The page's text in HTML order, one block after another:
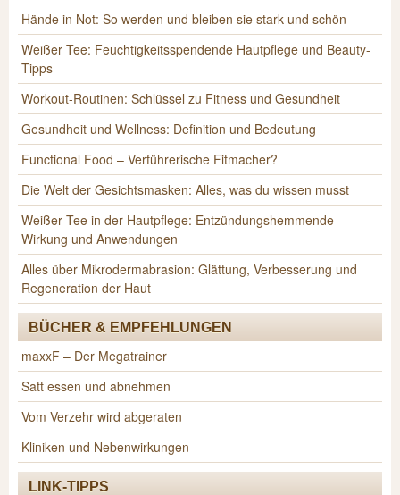
Hände in Not: So werden und bleiben sie stark und schön
Weißer Tee: Feuchtigkeitsspendende Hautpflege und Beauty-
Tipps
Workout-Routinen: Schlüssel zu Fitness und Gesundheit
Gesundheit und Wellness: Definition und Bedeutung
Functional Food – Verführerische Fitmacher?
Die Welt der Gesichtsmasken: Alles, was du wissen musst
Weißer Tee in der Hautpflege: Entzündungshemmende
Wirkung und Anwendungen
Alles über Mikrodermabrasion: Glättung, Verbesserung und
Regeneration der Haut
BÜCHER & EMPFEHLUNGEN
maxxF – Der Megatrainer
Satt essen und abnehmen
Vom Verzehr wird abgeraten
Kliniken und Nebenwirkungen
LINK-TIPPS